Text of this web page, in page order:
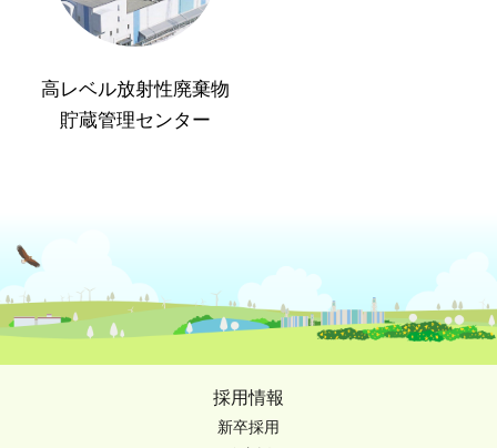
高レベル放射性廃棄物
貯蔵管理センター
採用情報
新卒採用